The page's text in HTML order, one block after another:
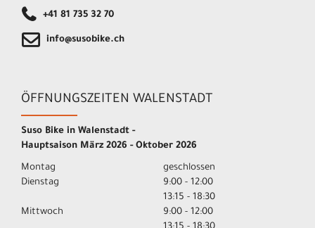
+41 81 735 32 70
info@susobike.ch
ÖFFNUNGSZEITEN WALENSTADT
Suso Bike in Walenstadt -
Hauptsaison März 2026 - Oktober 2026
Montag
geschlossen
Dienstag
9:00 - 12:00
13:15 - 18:30
Mittwoch
9:00 - 12:00